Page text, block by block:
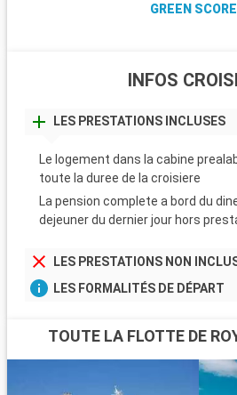
GREEN
INFOS
LES PRESTATIONS INCLUSES
Le logement dans la cabine
toute la duree de la croisiere
La pension complete a bord du
dejeuner du dernier jour hors
LES PRESTATIONS NON
LES FORMALITÉS DE DÉPART
TOUTE LA FLOTTE DE